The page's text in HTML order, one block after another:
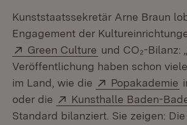
Kunststaatssekretär Arne Braun
Engagement der
Extern:
Green Culture (Öffnet in neuem
und CO₂-Bilanz:
Veröffentlichung haben schon
im Land, wie die
Extern:
Popakademie
oder die
Extern:
Kunsthalle Baden-
Standard bilanziert. Sie zeigen: